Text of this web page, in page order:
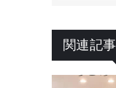
関連記事